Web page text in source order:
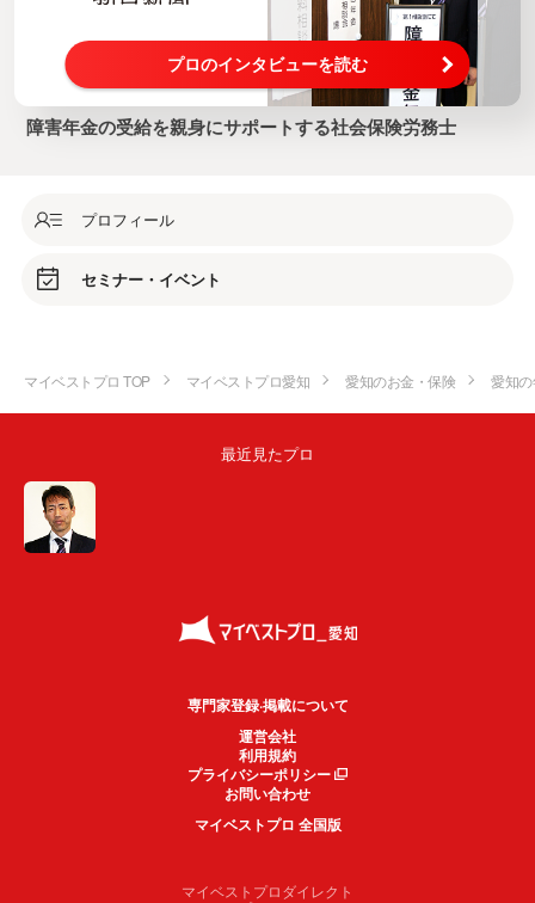
プロのインタビューを読む
障害年金の受給を親身にサポートする社会保険労務士
プロフィール
セミナー・イベント
マイベストプロ TOP マイベストプロ愛知 愛知のお金・保険 愛知
最近見たプロ
専門家登録·掲載について
運営会社
利用規約
プライバシーポリシー
お問い合わせ
マイベストプロ 全国版
マイベストプロダイレクト